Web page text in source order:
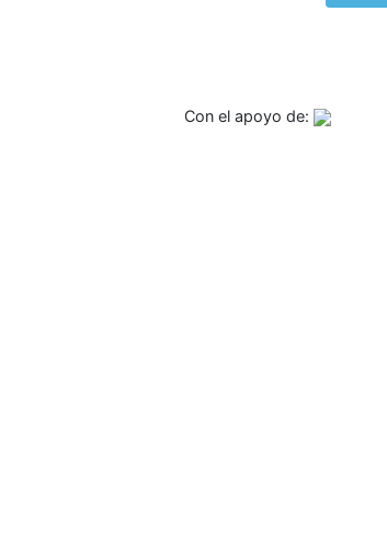
Con el apoyo de: